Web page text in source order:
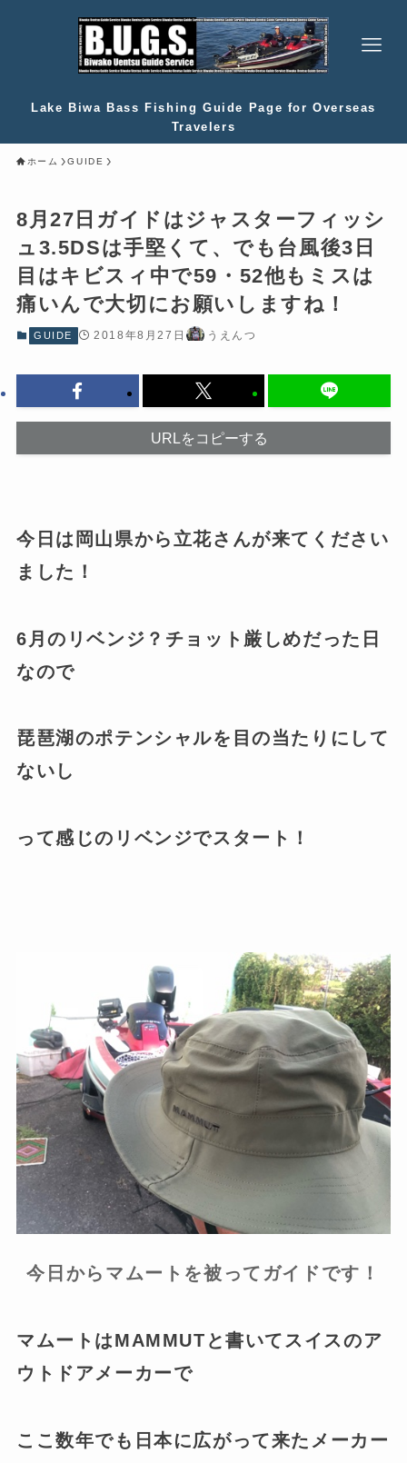
Lake Biwa Bass Fishing Guide Page for Overseas
Travelers
ホーム GUIDE
8月27日ガイドはジャスターフィッシ
ュ3.5DSは手堅くて、でも台風後3日
目はキビスィ中で59・52他もミスは
痛いんで大切にお願いしますね！
GUIDE 2018年8月27日 うえんつ
URLをコピーする
今日は岡山県から立花さんが来てください
ました！
6月のリベンジ？チョット厳しめだった日
なので
琵琶湖のポテンシャルを目の当たりにして
ないし
って感じのリベンジでスタート！
今日からマムートを被ってガイドです！
マムートはMAMMUTと書いてスイスのア
ウトドアメーカーで
ここ数年でも日本に広がって来たメーカー